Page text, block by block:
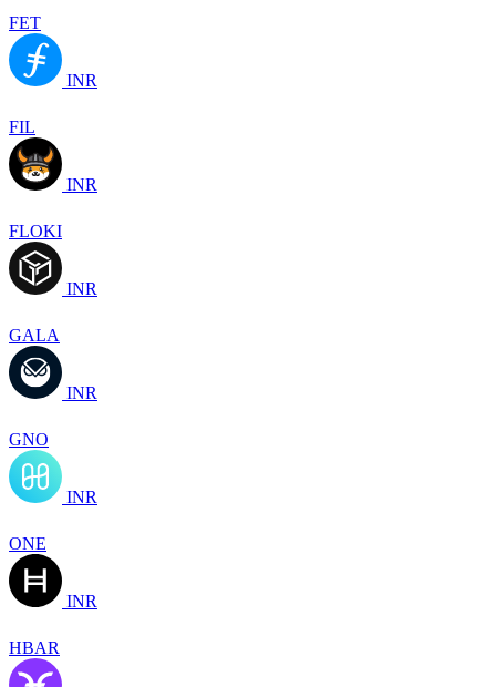
FET
INR
FIL
INR
FLOKI
INR
GALA
INR
GNO
INR
ONE
INR
HBAR